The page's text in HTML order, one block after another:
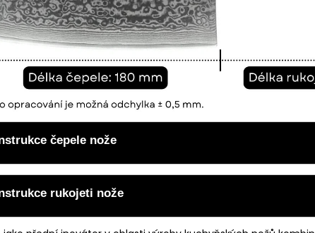
čepele nože
rukojeti nože